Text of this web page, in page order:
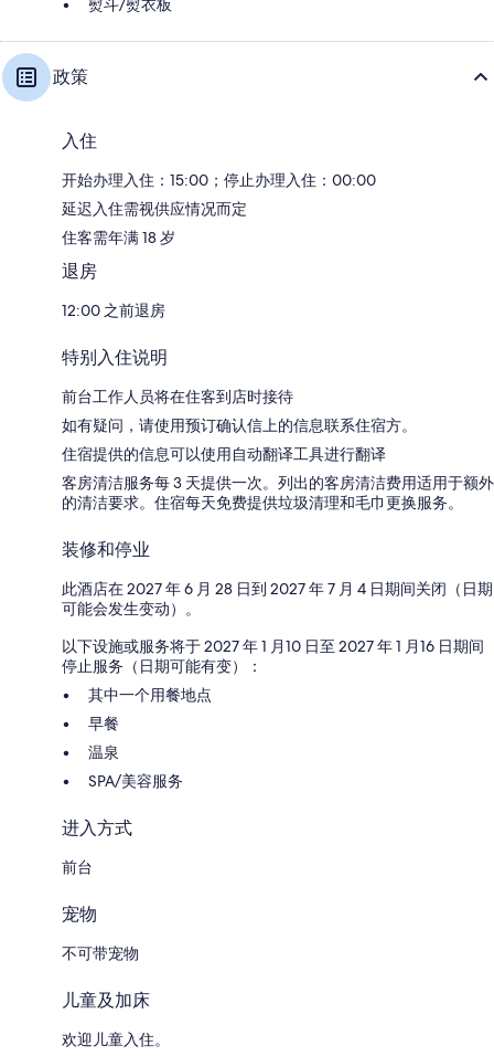
熨斗/熨衣板
政策
入住
开始办理入住：15:00；停止办理入住：00:00
延迟入住需视供应情况而定
住客需年满 18 岁
退房
12:00 之前退房
特别入住说明
前台工作人员将在住客到店时接待
如有疑问，请使用预订确认信上的信息联系住宿方。
住宿提供的信息可以使用自动翻译工具进行翻译
客房清洁服务每 3 天提供一次。列出的客房清洁费用适用于额外
的清洁要求。住宿每天免费提供垃圾清理和毛巾更换服务。
装修和停业
此酒店在 2027 年 6 月 28 日到 2027 年 7 月 4 日期间关闭（日期
可能会发生变动）。
以下设施或服务将于 2027 年 1 月10 日至 2027 年 1 月16 日期间
停止服务（日期可能有变）：
其中一个用餐地点
早餐
温泉
SPA/美容服务
进入方式
前台
宠物
不可带宠物
儿童及加床
欢迎儿童入住。